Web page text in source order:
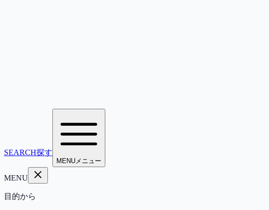
SEARCH探す
MENUメニュー
MENU
目的から